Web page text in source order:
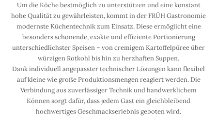
Um die Köche bestmöglich zu unterstützen und eine konstant
hohe Qualität zu gewährleisten, kommt in der FRÜH Gastronomie
modernste Küchentechnik zum Einsatz. Diese ermöglicht eine
besonders schonende, exakte und effiziente Portionierung
unterschiedlichster Speisen – von cremigem Kartoffelpüree über
würzigen Rotkohl bis hin zu herzhaften Suppen.
Dank individuell angepasster technischer Lösungen kann flexibel
auf kleine wie große Produktionsmengen reagiert werden. Die
Verbindung aus zuverlässiger Technik und handwerklichem
Können sorgt dafür, dass jedem Gast ein gleichbleibend
hochwertiges Geschmackserlebnis geboten wird.